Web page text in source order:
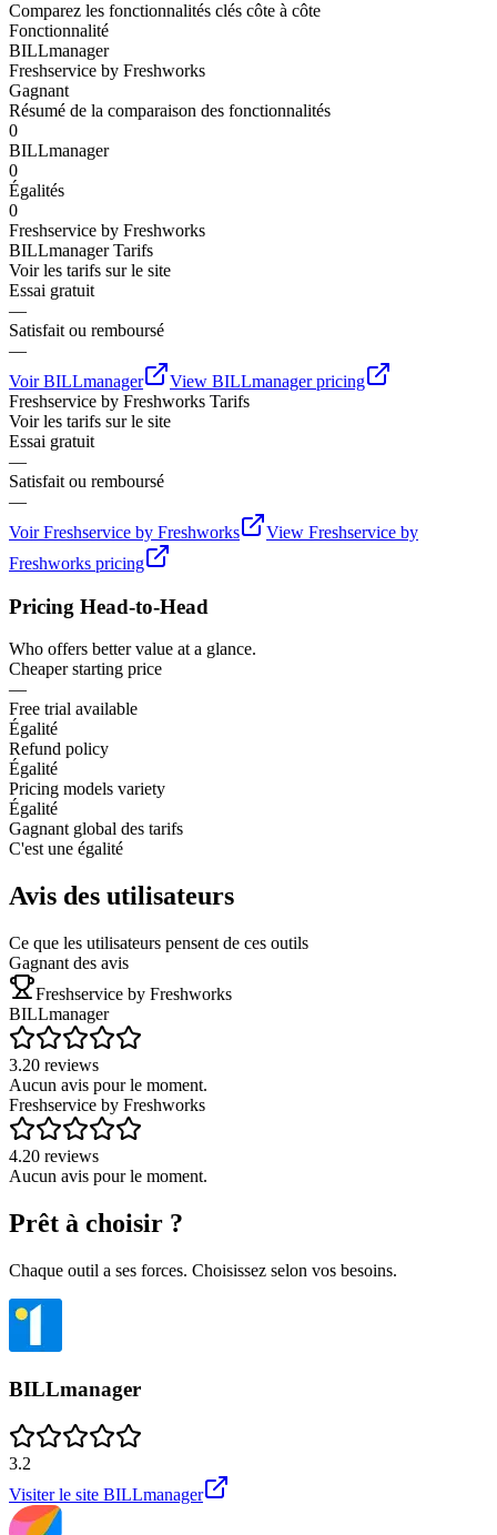
Comparez les fonctionnalités clés côte à côte
Fonctionnalité
BILLmanager
Freshservice by Freshworks
Gagnant
Résumé de la comparaison des fonctionnalités
0
BILLmanager
0
Égalités
0
Freshservice by Freshworks
BILLmanager Tarifs
Voir les tarifs sur le site
Essai gratuit
—
Satisfait ou remboursé
—
Voir BILLmanager View BILLmanagerpricing
Freshservice by Freshworks Tarifs
Voir les tarifs sur le site
Essai gratuit
—
Satisfait ou remboursé
—
Voir Freshservice by Freshworks View Freshservice by
Freshworks pricing
Pricing Head-to-Head
Who offers better value at a glance.
Cheaper starting price
—
Free trial available
Égalité
Refund policy
Égalité
Pricing models variety
Égalité
Gagnant global des tarifs
C'est une égalité
Avis des utilisateurs
Ce que les utilisateurs pensent de ces outils
Gagnant des avis
Freshservice by Freshworks
BILLmanager
3.20 reviews
Aucun avis pour le moment.
Freshservice by Freshworks
4.20 reviews
Aucun avis pour le moment.
Prêt à choisir ?
Chaque outil a ses forces. Choisissez selon vos besoins.
BILLmanager
3.2
Visiter le site BILLmanager